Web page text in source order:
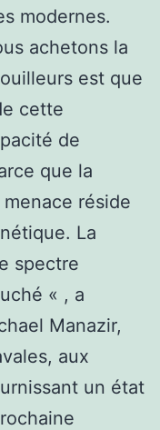
modernes.
achetons la
est que
cette
de
que la
menace réside
La
spectre
« , a
Manazir,
aux
un état